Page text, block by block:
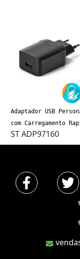
Adaptador USB
com Carregamento
ST ADP97160